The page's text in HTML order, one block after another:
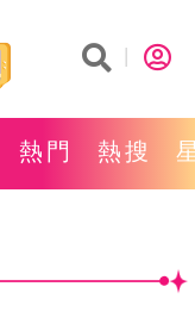
熱門 熱搜